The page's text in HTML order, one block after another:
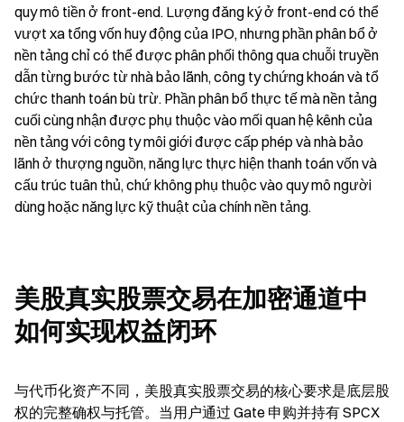
quy mô tiền ở front-end. Lượng đăng ký ở front-end có thể
vượt xa tổng vốn huy động của IPO, nhưng phần phân bổ ở
nền tảng chỉ có thể được phân phối thông qua chuỗi truyền
dẫn từng bước từ nhà bảo lãnh, công ty chứng khoán và tổ
chức thanh toán bù trừ. Phần phân bổ thực tế mà nền tảng
cuối cùng nhận được phụ thuộc vào mối quan hệ kênh của
nền tảng với công ty môi giới được cấp phép và nhà bảo
lãnh ở thượng nguồn, năng lực thực hiện thanh toán vốn và
cấu trúc tuân thủ, chứ không phụ thuộc vào quy mô người
dùng hoặc năng lực kỹ thuật của chính nền tảng.
美股真实股票交易在加密通道中
如何实现权益闭环
与代币化资产不同，美股真实股票交易的核心要求是底层股
权的完整确权与托管。当用户通过 Gate 申购并持有 SPCX